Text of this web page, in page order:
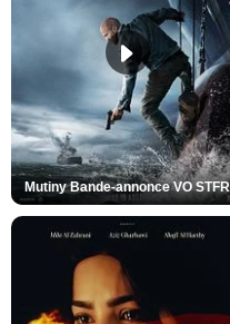
Mutiny Bande-annonce VO STFR